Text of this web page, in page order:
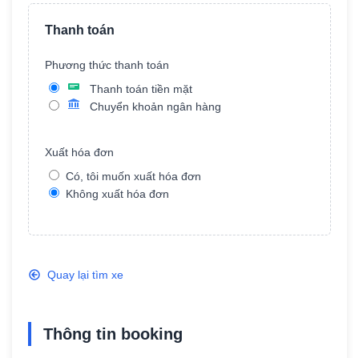
Tên xe
Màu xe
Năm sản xuất
Thanh toán
Phương thức thanh toán
Thanh toán tiền mặt
Chuyển khoản ngân hàng
Ngân hàng TMCP Công thương Việt
Xuất hóa đơn
Có, tôi muốn xuất hóa đơn
Không xuất hóa đơn
Quay lại tìm xe
Thông tin booking